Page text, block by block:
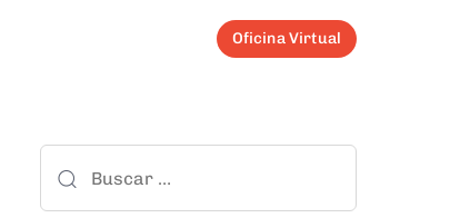
Oficina Virtual